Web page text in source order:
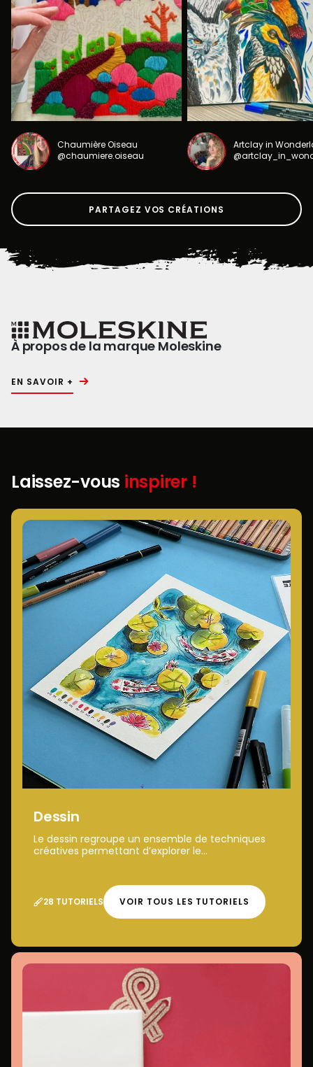
Chaumière Oiseau
@chaumiere.oiseau
Artclay in
PARTAGEZ VOS CRÉATIONS
À propos de la marque Moleskine
EN SAVOIR +
Laissez-vous inspirer !
Dessin
Le dessin regroupe un ensemble de techniques
créatives permettant d’explorer le...
28 TUTORIELS VOIR TOUS LES TUTORIELS